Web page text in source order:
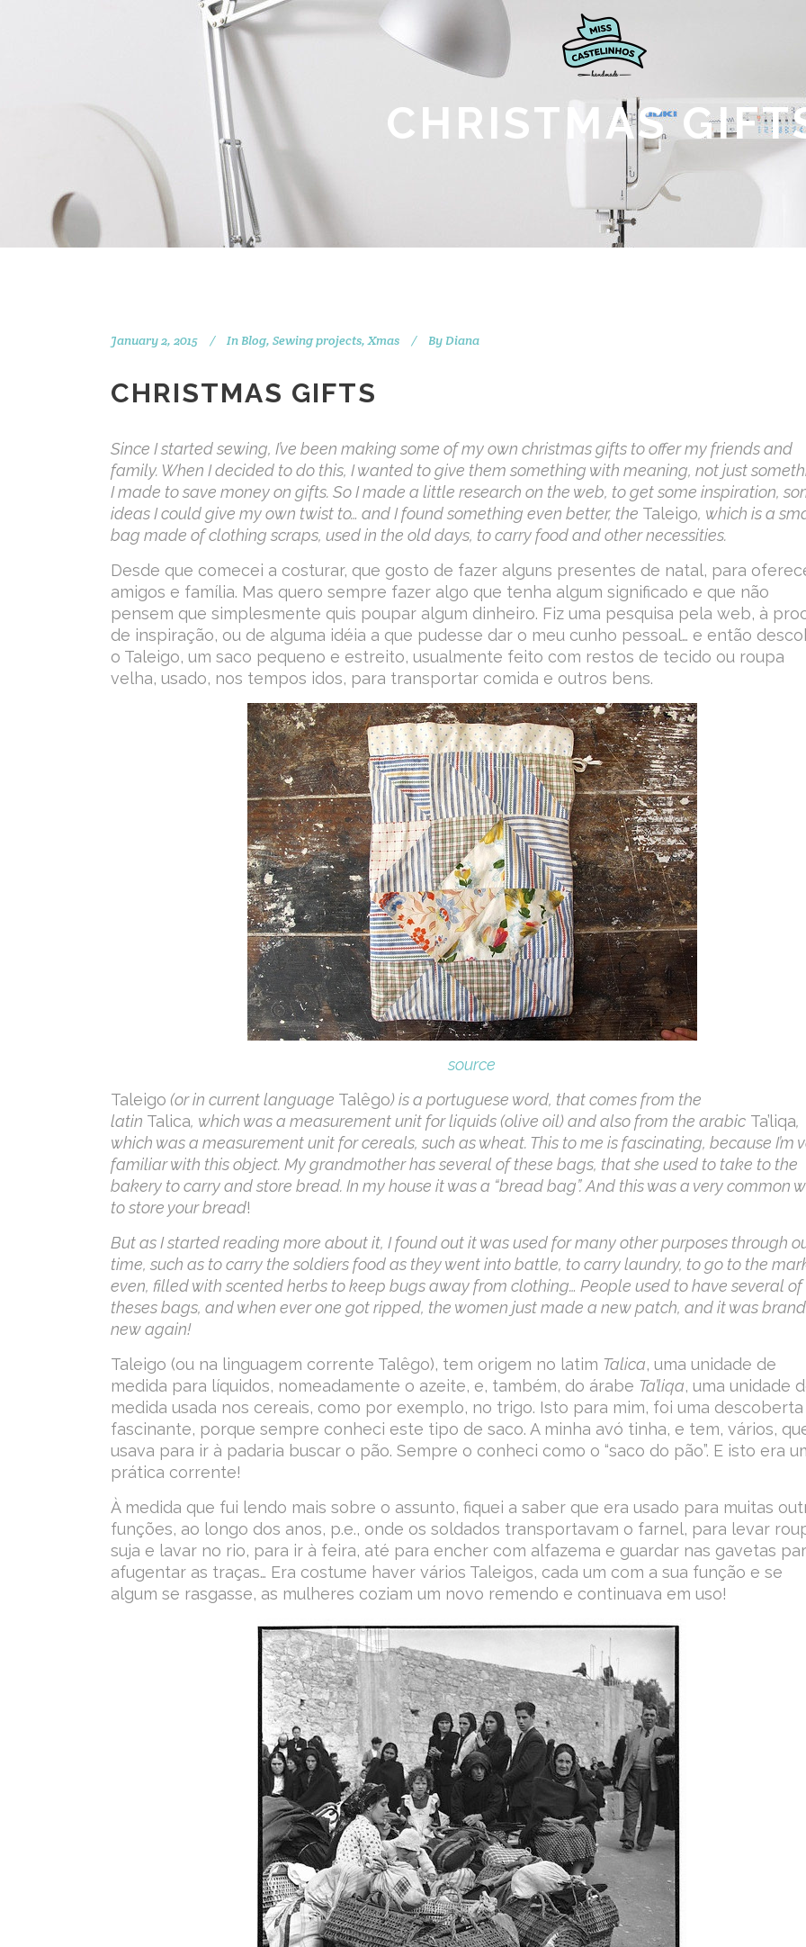
CHRISTMAS
January 2, 2015 In Blog, Sewing projects,Xmas By Diana
CHRISTMAS GIFTS
Since I started sewing, I’ve been making some of my own christmas gifts to offer my friends and
family. When I decided to do this, I wanted to give them something with meaning, not just
I made to save money on gifts. So I made a little research on the web, to get some inspiration,
ideas I could give my own twist to… and I found something even better, the Taleigo, which is a
bag made of clothing scraps, used in the old days, to carry food and other necessities.
Desde que comecei a costurar, que gosto de fazer alguns presentes de natal, para
amigos e família. Mas quero sempre fazer algo que tenha algum significado e que não
pensem que simplesmente quis poupar algum dinheiro. Fiz uma pesquisa pela web, à
de inspiração, ou de alguma idéia a que pudesse dar o meu cunho pessoal… e então
o Taleigo, um saco pequeno e estreito, usualmente feito com restos de tecido ou roupa
velha, usado, nos tempos idos, para transportar comida e outros bens.
source
Taleigo (or in current language Talêgo) is a portuguese word, that comes from the
latin Talica, which was a measurement unit for liquids (olive oil) and also from the arabic Ta’liqa,
which was a measurement unit for cereals, such as wheat. This to me is fascinating, because I’m
familiar with this object. My grandmother has several of these bags, that she used to take to the
bakery to carry and store bread. In my house it was a “bread bag”. And this was a very common
to store your bread!
But as I started reading more about it, I found out it was used for many other purposes through
time, such as to carry the soldiers food as they went into battle, to carry laundry, to go to the
even, filled with scented herbs to keep bugs away from clothing… People used to have several of
theses bags, and when ever one got ripped, the women just made a new patch, and it was brand
new again!
Taleigo (ou na linguagem corrente Talêgo), tem origem no latim Talica, uma unidade de
medida para líquidos, nomeadamente o azeite, e, também, do árabe Ta’liqa, uma unidade
medida usada nos cereais, como por exemplo, no trigo. Isto para mim, foi uma descoberta
fascinante, porque sempre conheci este tipo de saco. A minha avó tinha, e tem, vários,
usava para ir à padaria buscar o pão. Sempre o conheci como o “saco do pão”. E isto era
prática corrente!
À medida que fui lendo mais sobre o assunto, fiquei a saber que era usado para muitas
funções, ao longo dos anos, p.e., onde os soldados transportavam o farnel, para levar
suja e lavar no rio, para ir à feira, até para encher com alfazema e guardar nas gavetas
afugentar as traças… Era costume haver vários Taleigos, cada um com a sua função e se
algum se rasgasse, as mulheres coziam um novo remendo e continuava em uso!